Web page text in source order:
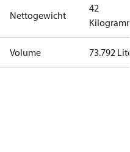
Nettogewicht
42
Kilogramm
Volume 73.792 Liter